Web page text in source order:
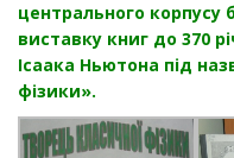
центрального корпусу
виставку книг до 370
Ісаака Ньютона під
фізики».